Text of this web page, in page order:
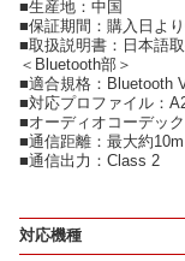
■生産地：中国
■保証期間：購入日よ
■取扱説明書：日本語
＜Bluetooth部＞
■適合規格：Bluetooth
■対応プロファイル：
■オーディオコーデッ
■通信距離：最大約
■通信出力：Class 2
対応機種